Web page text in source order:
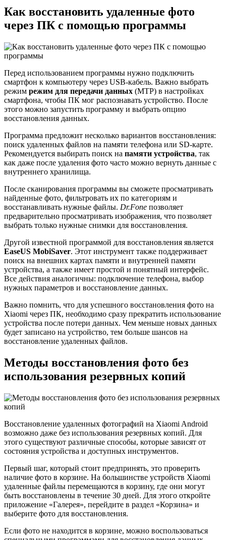
Как восстановить удаленные фото
через ПК с помощью программы
Перед использованием программы нужно подключить
смартфон к компьютеру через USB-кабель. Важно выбрать
режим режим для передачи данных (MTP) в настройках
смартфона, чтобы ПК мог распознавать устройство. После
этого можно запустить программу и выбрать опцию
восстановления данных.
Программа предложит несколько вариантов восстановления:
поиск удаленных файлов на памяти телефона или SD-карте.
Рекомендуется выбирать поиск на памяти устройства, так
как даже после удаления фото часто можно вернуть данные с
внутреннего хранилища.
После сканирования программы вы сможете просматривать
найденные фото, фильтровать их по категориям и
восстанавливать нужные файлы. Dr.Fone позволяет
предварительно просматривать изображения, что позволяет
выбрать только нужные снимки для восстановления.
Другой известной программой для восстановления является
EaseUS MobiSaver. Этот инструмент также поддерживает
поиск на внешних картах памяти и внутренней памяти
устройства, а также имеет простой и понятный интерфейс.
Все действия аналогичны: подключение телефона, выбор
нужных параметров и восстановление данных.
Важно помнить, что для успешного восстановления фото на
Xiaomi через ПК, необходимо сразу прекратить использование
устройства после потери данных. Чем меньше новых данных
будет записано на устройство, тем больше шансов на
восстановление удаленных файлов.
Методы восстановления фото без
использования резервных копий
Восстановление удаленных фотографий на Xiaomi Android
возможно даже без использования резервных копий. Для
этого существуют различные способы, которые зависят от
состояния устройства и доступных инструментов.
Первый шаг, который стоит предпринять, это проверить
наличие фото в корзине. На большинстве устройств Xiaomi
удаленные файлы перемещаются в корзину, где они могут
быть восстановлены в течение 30 дней. Для этого откройте
приложение «Галерея», перейдите в раздел «Корзина» и
выберите фото для восстановления.
Если фото не находится в корзине, можно воспользоваться